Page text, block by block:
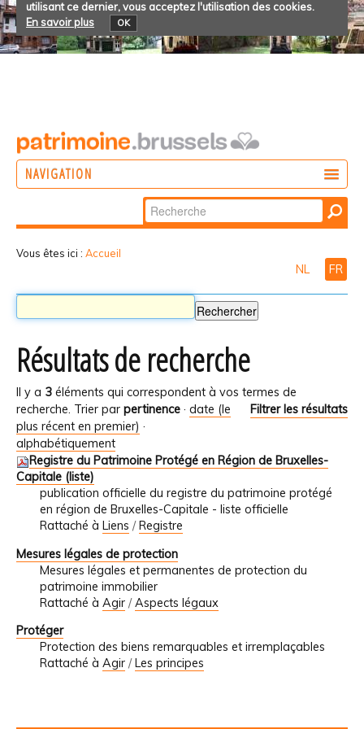
utilisant ce dernier, vous acceptez l'utilisation des cookies.
En savoir plus
OK
NAVIGATION
Chercher par
Recherche
Vous êtes ici : Accueil
NL FR
Résultats de recherche
Il y a 3 éléments qui correspondent à vos termes de
recherche.
Filtrer les résultats
Trier par pertinence · date (le
plus récent en premier) ·
alphabétiquement
Registre du Patrimoine Protégé en Région de Bruxelles-
Capitale (liste)
publication officielle du registre du patrimoine protégé
en région de Bruxelles-Capitale - liste officielle
Rattaché à Liens /Registre
Mesures légales de protection
Mesures légales et permanentes de protection du
patrimoine immobilier
Rattaché à Agir /Aspects légaux
Protéger
Protection des biens remarquables et irremplaçables
Rattaché à Agir /Les principes